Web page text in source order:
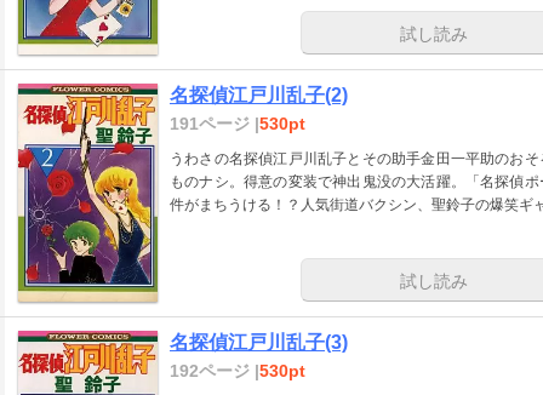
試し読み
名探偵江戸川乱子(2)
191ページ |530pt
うわさの名探偵江戸川乱子とその助手金田一平助のお
ものナシ。得意の変装で神出鬼没の大活躍。「名探偵
件がまちうける！？人気街道バクシン、聖鈴子の爆笑ギ
試し読み
名探偵江戸川乱子(3)
192ページ |530pt